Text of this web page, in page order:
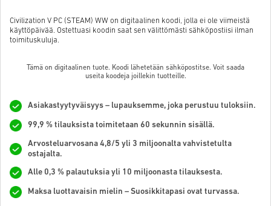
Civilization V PC (STEAM) WW on digitaalinen koodi, jolla ei ole viimeistä
käyttöpäivää. Ostettuasi koodin saat sen välittömästi sähköpostiisi ilman
toimituskuluja.
Tämä on digitaalinen tuote. Koodi lähetetään sähköpostitse. Voit saada
useita koodeja joillekin tuotteille.
Asiakastyytyväisyys – lupauksemme, joka perustuu tuloksiin.
99,9 % tilauksista toimitetaan 60 sekunnin sisällä.
Arvosteluarvosana 4,8/5 yli 3 miljoonalta vahvistetulta
ostajalta.
Alle 0,3 % palautuksia yli 10 miljoonasta tilauksesta.
Maksa luottavaisin mielin – Suosikkitapasi ovat turvassa.